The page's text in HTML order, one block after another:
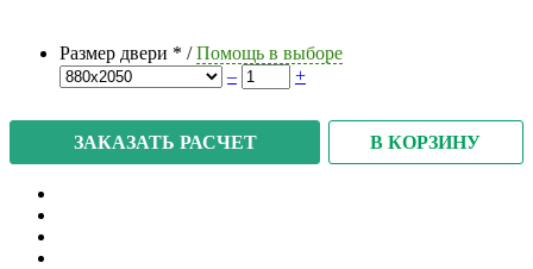
Размер двери * /Помощь в выборе
–
+
ЗАКАЗАТЬ РАСЧЕТ В КОРЗИНУ